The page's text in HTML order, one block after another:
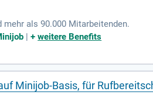
mehr als 90.000 Mitarbeitenden.
|+weitere Benefits
Minijob-Basis, für